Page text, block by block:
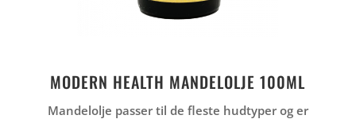
MODERN HEALTH MANDELOLJE 100ML
Mandelolje passer til de fleste hudtyper og er